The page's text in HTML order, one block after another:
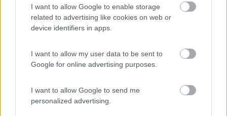
I want to allow Google to enable storage
related to advertising like cookies on web or
device identifiers in apps.
I want to allow my user data to be sent to
Google for online advertising purposes.
I want to allow Google to send me
personalized advertising.
Evos1
6
Innanzitutto grazie a tutti per i pareri e per le risposte. Per
quanto riguarda la sosta libera, non è necessariamente per il